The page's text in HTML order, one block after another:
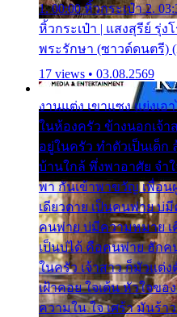
1. 00:00 หิ้วกระเป๋า 2.
หิ้วกระเป๋า | แสงสุรีย์ รุ่ง
พระรักษา (ซาวด์ดนตรี)
17 views • 03.08.2569
งานแต่ง เขาแซง แย่งเ
ในห้องครัว ข้างนอกเจ้า
อยู่ในครัว ทำตัวเป็นเด็ก
บ้านใกล้ พึ่งพาอาศัย จำ
พา กันเข้าพาขวัญ เพื่อน
เดียวดาย เป็นคนพ่าย บ่มี
คนพ่าย บ่มีความหมาย เคี
เป็นบ่ได้ คือคนพ่าย ฮักค
ในครัว เจ้าสาว ก็มัวแต่ง
เฝ้าคอย ใจเต้น หัวใจขอ
ความใน ใจ เศร้า มันร้